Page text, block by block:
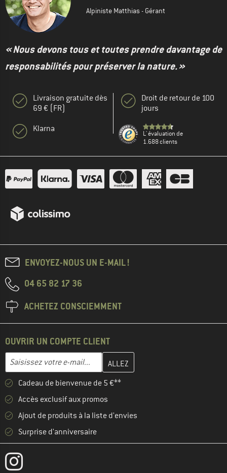
Alpiniste Matthias - Gérant
« Nous devons tous et toutes prendre davantage de
responsabilités pour préserver la nature. »
Livraison gratuite dès
69 € (FR)
Klarna
Droit de retour de 100
jours
L' évaluation de
1.688 clients
ENVOYEZ-NOUS UN E-MAIL !
04 65 82 17 36
ACHETEZ CONSCIEMMENT
OUVRIR UN COMPTE CLIENT
Adresse e-mail
Entrez votre adresse e-mail ici et créez votre compte client à la
Cadeau de bienvenue de 5 €**
Accès exclusif aux promos
Ajout de produits à la liste d'envies
Surprise d'anniversaire